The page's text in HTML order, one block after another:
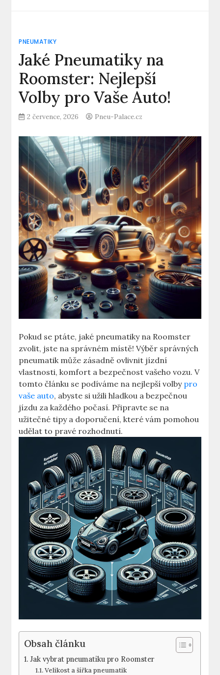
PNEUMATIKY
Jaké Pneumatiky na
Roomster: Nejlepší
Volby pro Vaše Auto!
2 července, 2026 Pneu-Palace.cz
Pokud se ptáte, jaké pneumatiky na Roomster
zvolit, jste na správném místě! Výběr správných
pneumatik může zásadně ovlivnit jízdní
vlastnosti, komfort a bezpečnost vašeho vozu. V
tomto článku se podíváme na nejlepší volby pro
vaše auto, abyste si užili hladkou a bezpečnou
jízdu za každého počasí. Připravte se na
užitečné tipy a doporučení, které vám pomohou
udělat to pravé rozhodnutí.
Obsah článku
Jak vybrat pneumatiku pro Roomster
Velikost a šířka pneumatik